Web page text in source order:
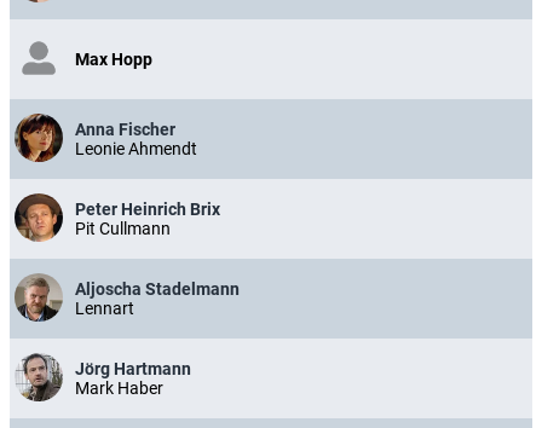
Max Hopp
Anna Fischer
Leonie Ahmendt
Peter Heinrich Brix
Pit Cullmann
Aljoscha Stadelmann
Lennart
Jörg Hartmann
Mark Haber